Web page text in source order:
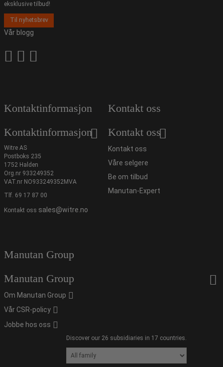
eksklusive tilbud!
Til nyhetsbrev
Vår blogg
Kontaktinformasjon
Kontaktinformasjon
Witre AS
Postboks 235
1752 Halden
Org.nr 933249352
VAT.nr NO933249352MVA
Tlf. 69 17 87 00
Kontakt oss sales@witre.no
Kontakt oss
Kontakt oss
Kontakt oss
Våre selgere
Be om tilbud
Manutan-Expert
Manutan Group
Manutan Group
Om Manutan Group
Vår CSR-policy
Jobbe hos oss
Discover our 26 subsidiaries in 17 countries.